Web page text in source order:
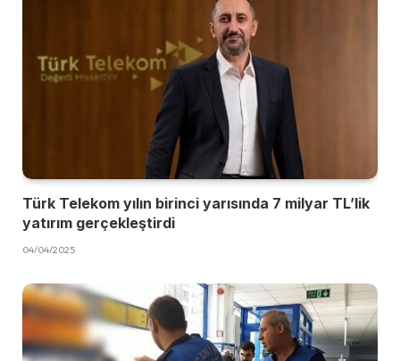
Türk Telekom yılın birinci yarısında 7 milyar TL’lik
yatırım gerçekleştirdi
04/04/2025